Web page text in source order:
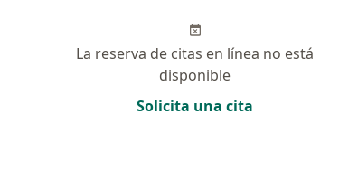
La reserva de citas en línea no está
disponible
Solicita una cita